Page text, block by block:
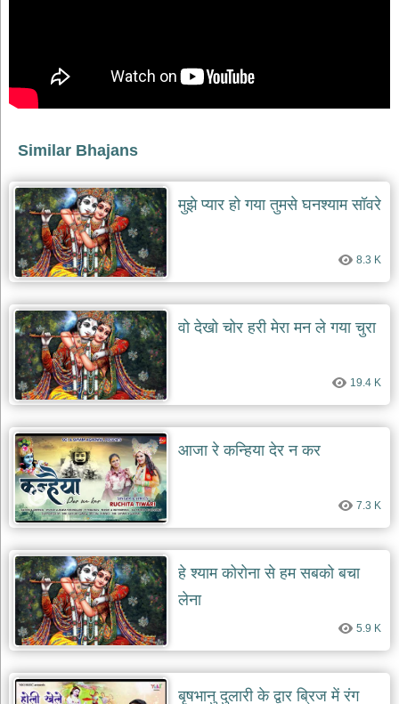
भजन
gurudev
bhajans
भजन
bhajans
विष्णु
भजन
vishnu
bhajans
बालक
नाथ
भजन
baba
balak
nath
bhajans
देश
भक्ति
भजन
patriotic
bhajans
खाटू
श्याम
भजन
khatu
shaym
bhajans
रानी
सती
दादी
भजन
Similar Bhajans
मुझे प्यार हो गया तुमसे घनश्याम सॉवरे
8.3 K
वो देखो चोर हरी मेरा मन ले गया चुरा
19.4 K
आजा रे कन्हिया देर न कर
7.3 K
हे श्याम कोरोना से हम सबको बचा
लेना
5.9 K
बृषभानु दुलारी के द्वार ब्रिज में रंग